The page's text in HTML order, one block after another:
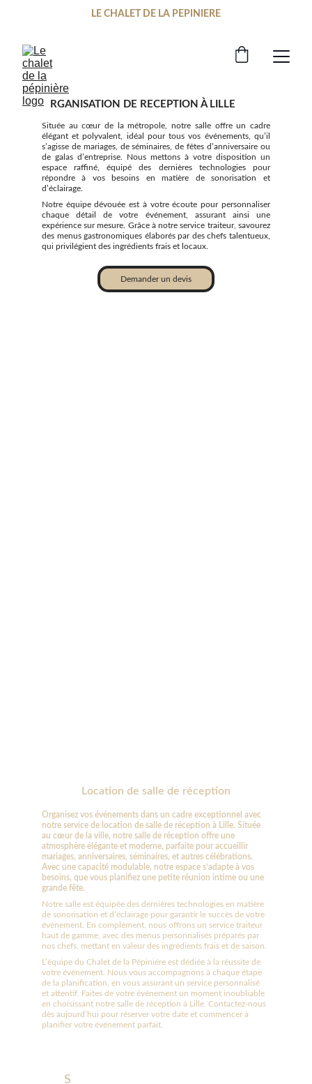
LE CHALET DE LA PEPINIERE
O RGANISATION DE RECEPTION À LILLE
Située au cœur de la métropole, notre salle offre un cadre
élégant et polyvalent, idéal pour tous vos événements, qu’il
s’agisse de mariages, de séminaires, de fêtes d’anniversaire ou
de galas d’entreprise. Nous mettons à votre disposition un
espace raffiné, équipé des dernières technologies pour
répondre à vos besoins en matière de sonorisation et
d’éclairage.
Notre équipe dévouée est à votre écoute pour personnaliser
chaque détail de votre événement, assurant ainsi une
expérience sur mesure. Grâce à notre service traiteur, savourez
des menus gastronomiques élaborés par des chefs talentueux,
qui privilégient des ingrédients frais et locaux.
Demander un devis
Location de salle de réception
Organisez vos événements dans un cadre exceptionnel avec
notre service de location de salle de réception à Lille. Située
au cœur de la ville, notre salle de réception offre une
atmosphère élégante et moderne, parfaite pour accueillir
mariages, anniversaires, séminaires, et autres célébrations.
Avec une capacité modulable, notre espace s’adapte à vos
besoins, que vous planifiez une petite réunion intime ou une
grande fête.
Notre salle est équipée des dernières technologies en matière
de sonorisation et d’éclairage pour garantir le succès de votre
événement. En complément, nous offrons un service traiteur
haut de gamme, avec des menus personnalisés préparés par
nos chefs, mettant en valeur des ingrédients frais et de saison.
L’équipe du Chalet de la Pépiniére est dédiée à la réussite de
votre événement. Nous vous accompagnons à chaque étape
de la planification, en vous assurant un service personnalisé
et attentif. Faites de votre événement un moment inoubliable
en choisissant notre salle de réception à Lille. Contactez-nous
dès aujourd’hui pour réserver votre date et commencer à
planifier votre événement parfait.
S